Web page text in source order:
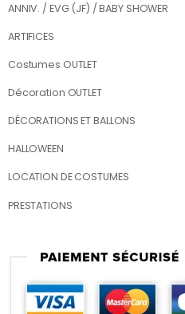
ANNIV. / EVG (JF) / BABY SHOWER
ARTIFICES
Costumes OUTLET
Décoration OUTLET
DÉCORATIONS ET BALLONS
HALLOWEEN
LOCATION DE COSTUMES
PRESTATIONS